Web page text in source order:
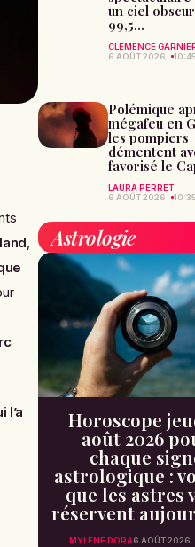
,
l’a
un ciel
99,5...
CLÉMENCE
6 AOÛT 2026
10:45
Polémique
mégafeu en
les pompiers
démentent
favorisé le
LAURA PERRET
6 AOÛT 2026
10:35
Astrologie
Horoscope
août 2026
chaque
astrologique :
que les astres
réservent
MYLÈNE DORA6 AOÛT 2026